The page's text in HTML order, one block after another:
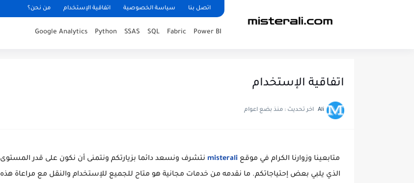
اتصل بنا سياسة الخصوصية اتفاقية الإستخدام من نحن؟
Power BI
Fabric
SQL
SSAS
Python
Google Analytics
اتفاقية الإستخدام
Ali اخر تحديث : منذ بضع اعوام
متابعينا وزوارنا الكرام في موقع misterali نتشرف ونسعد دائما بزيارتكم ونتمنى أن نكون على قدر المستوى
الذي يلبي بعض إحتياجاتكم. ما نقدمه من خدمات مجانية هو متاح للجميع للإستخدام والنقل مع مراعاة هذه